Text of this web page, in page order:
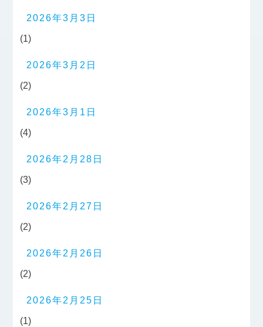
2026年3月3日
(1)
2026年3月2日
(2)
2026年3月1日
(4)
2026年2月28日
(3)
2026年2月27日
(2)
2026年2月26日
(2)
2026年2月25日
(1)